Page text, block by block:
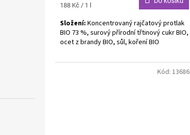
Měrná
188 Kč / 1 l
Složení: Koncentrovaný rajčatový protlak
BIO 73 %, surový přírodní třtinový cukr BIO,
ocet z brandy BIO, sůl, koření BIO
Bez alergenů
Kód: 13686